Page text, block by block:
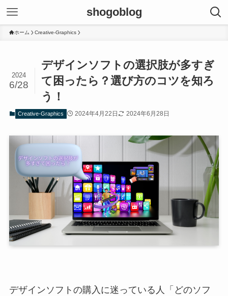
shogoblog
ホーム Creative-Graphics
デザインソフトの選択肢が多すぎ
て困ったら？選び方のコツを知ろ
う！
2024
6/28
Creative-Graphics 2024年4月22日 2024年6月28日
デザインソフトの購入に迷っている人「どのソフ